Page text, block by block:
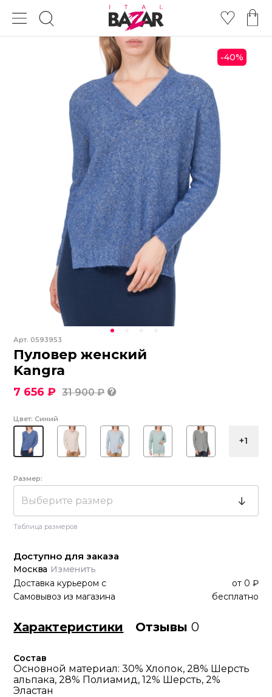
-40%
Арт.0593953
Пуловер женский
Kangra
7 656 ₽ 31 900 ₽
Цвет: Синий
+1
Размер:
Выберите размер
Таблица размеров
Доступно для заказа
Москва Изменить
Доставка курьером с от 0 ₽
Самовывоз из магазина
бесплатно
Характеристики Отзывы0
Состав
Основной материал: 30% Хлопок, 28% Шерсть
альпака, 28% Полиамид, 12% Шерсть, 2%
Эластан